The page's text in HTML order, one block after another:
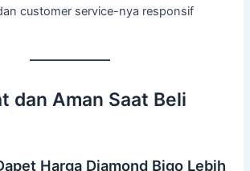
customer service-nya responsif
dan Aman Saat Beli
Harga Diamond Bigo Lebih